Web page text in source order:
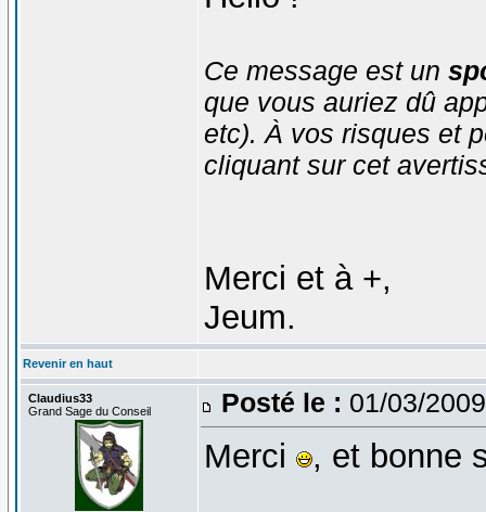
Ce message est un
que vous auriez dû
etc). À vos risques et
cliquant sur cet
Merci et à +,
Jeum.
Revenir en haut
Claudius33
Grand Sage du Conseil
Posté le : 01/03/
Merci , et bonne